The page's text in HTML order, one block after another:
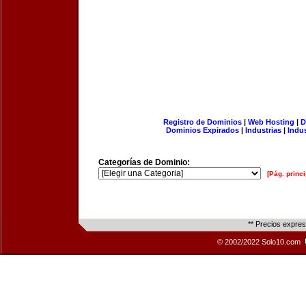
Registro de Dominios| Web Hosting |
Dominios Expirados | Industrias |
Categorías de Dominio:
[Pág.
** Precios
© 2002/2022 Solo10.com